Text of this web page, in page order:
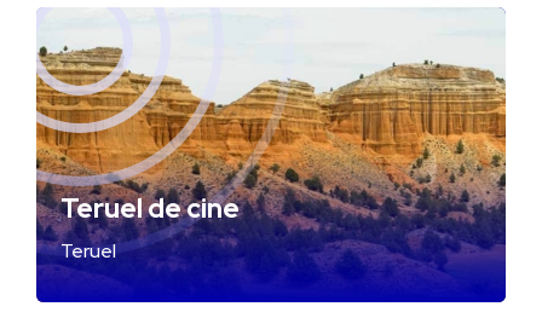
Teruel de cine
Teruel